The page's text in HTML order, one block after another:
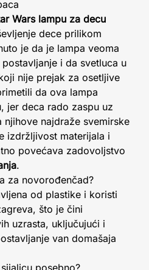
Wars lampu za decu
dece prilikom
je da je lampa veoma
i da svetluca u
nije prejak za osetljive
da ova lampa
jer deca rado zaspu uz
njihove najdraže svemirske
izdržljivost materijala i
povećava zadovoljstvo
.
za novorođenčad?
od plastike i koristi
što je čini
uzrasta, uključujući i
van domašaja
posebno?